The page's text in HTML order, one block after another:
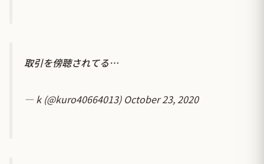
取引を傍聴されてる…
— k (@kuro40664013) October 23, 2020